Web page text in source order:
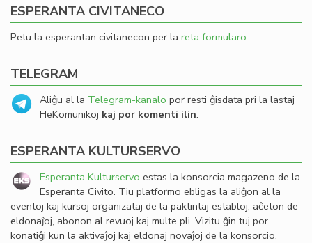
ESPERANTA CIVITANECO
Petu la esperantan civitanecon per la reta formularo.
TELEGRAM
Aliĝu al la Telegram-kanalo por resti ĝisdata pri la lastaj
HeKomunikoj kaj por komenti ilin.
ESPERANTA KULTURSERVO
Esperanta Kulturservo estas la konsorcia magazeno de la
Esperanta Civito. Tiu platformo ebligas la aliĝon al la
eventoj kaj kursoj organizataj de la paktintaj establoj, aĉeton de
eldonaĵoj, abonon al revuoj kaj multe pli. Vizitu ĝin tuj por
konatiĝi kun la aktivaĵoj kaj eldonaj novaĵoj de la konsorcio.